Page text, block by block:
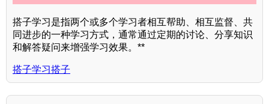
搭子学习是指两个或多个学习者相互帮助、相互监督、共
同进步的一种学习方式，通常通过定期的讨论、分享知识
和解答疑问来增强学习效果。**
搭子学习搭子